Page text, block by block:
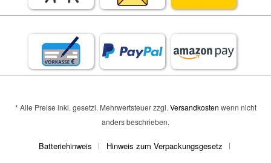
* Alle Preise inkl. gesetzl. Mehrwertsteuer zzgl.Versandkosten wenn nicht
anders beschrieben.
Batteriehinweis
Hinweis zum Verpackungsgesetz